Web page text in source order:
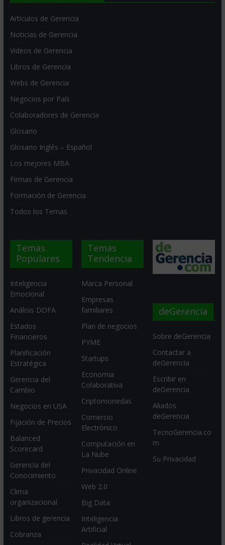
Artículos de Gerencia
Noticias de Gerencia
Videos de Gerencia
Libros de Gerencia
Webs de Gerencia
Negocios por País
Colaboradores de Gerencia
Glosario
Glosario Inglés – Español
Los mejores MBA
Firmas de Gerencia
Formación de Gerencia
Todos los Temas
Temas
Populares
Inteligencia
Emocional
Análisis DOFA
Estados
Financieros
Planificación
Estratégica
Gerencia del
Cambio
Negocios en USA
Fijación de Precios
Balanced
Scorecard
Gerencia del
Conocimiento
Clima
organizacional
Libros de gerencia
Cobranza
Temas
Tendencia
Marca Personal
Empresas
familiares
Plan de negocios
PYME
Startups
Economia
Colaborativa
Criptomonedas
Comercio
Electrónico
Computación en
La Nube
Privacidad Online
Web 2.0
Big Data
Inteligencia
Artificial
deGerencia
Sobre deGerencia
Contactar a
deGerencia
Escribir en
deGerencia
Aliados
deGerencia
TecnoGerencia.co
m
Su Privacidad